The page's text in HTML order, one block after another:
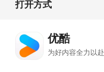
打开方式
优酷
为好内容全力以赴